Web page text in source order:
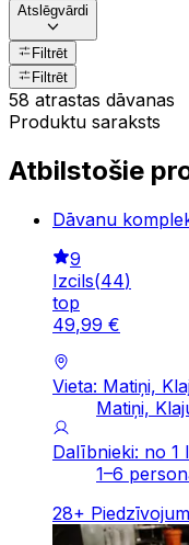
Atslēgvārdi
Filtrēt
Filtrēt
58 atrastas dāvanas
Produktu saraksts
Atbilstošie
Dāvanu
9
Izcils(44)
top
49,99 €
Vieta: Matiņi,
Matiņi,
Dalībnieki: no 1
1–6
28+